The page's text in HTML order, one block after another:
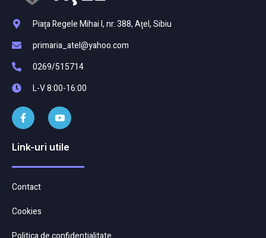
Piaţa Regele Mihai I, nr. 388, Aţel, Sibiu
primaria_atel@yahoo.com
0269/515714
L-V 8:00-16:00
Link-uri utile
Contact
Cookies